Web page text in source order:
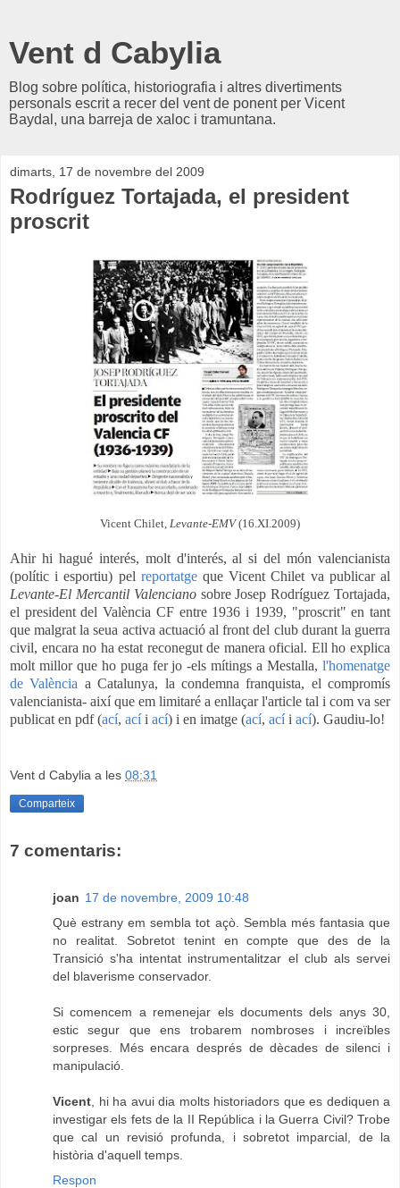
Vent d Cabylia
Blog sobre política, historiografia i altres divertiments
personals escrit a recer del vent de ponent per Vicent
Baydal, una barreja de xaloc i tramuntana.
dimarts, 17 de novembre del 2009
Rodríguez Tortajada, el president
proscrit
Vicent Chilet, Levante-EMV(16.XI.2009)
Ahir hi hagué interés, molt d'interés, al si del món valencianista
(polític i esportiu) pel reportatgeque Vicent Chilet va publicar al
Levante-El Mercantil Valencianosobre Josep Rodríguez Tortajada,
el president del València CF entre 1936 i 1939, "proscrit" en tant
que malgrat la seua activa actuació al front del club durant la guerra
civil, encara no ha estat reconegut de manera oficial. Ell ho explica
molt millor que ho puga fer jo -els mítings a Mestalla, l'homenatge
de València a Catalunya, la condemna franquista, el compromís
valencianista- així que em limitaré a enllaçar l'article tal i com va ser
publicat en pdf (ací, acíi ací) i en imatge (ací, acíi ací). Gaudiu-lo!
Vent d Cabylia a les 08:31
Comparteix
7 comentaris:
joan 17 de novembre, 2009 10:48
Què estrany em sembla tot açò. Sembla més fantasia que
no realitat. Sobretot tenint en compte que des de la
Transició s'ha intentat instrumentalitzar el club als servei
del blaverisme conservador.
Si comencem a remenejar els documents dels anys 30,
estic segur que ens trobarem nombroses i increïbles
sorpreses. Més encara després de dècades de silenci i
manipulació.
Vicent , hi ha avui dia molts historiadors que es dediquen a
investigar els fets de la II República i la Guerra Civil? Trobe
que cal un revisió profunda, i sobretot imparcial, de la
història d'aquell temps.
Respon